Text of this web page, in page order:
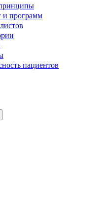
и программ
пациентов